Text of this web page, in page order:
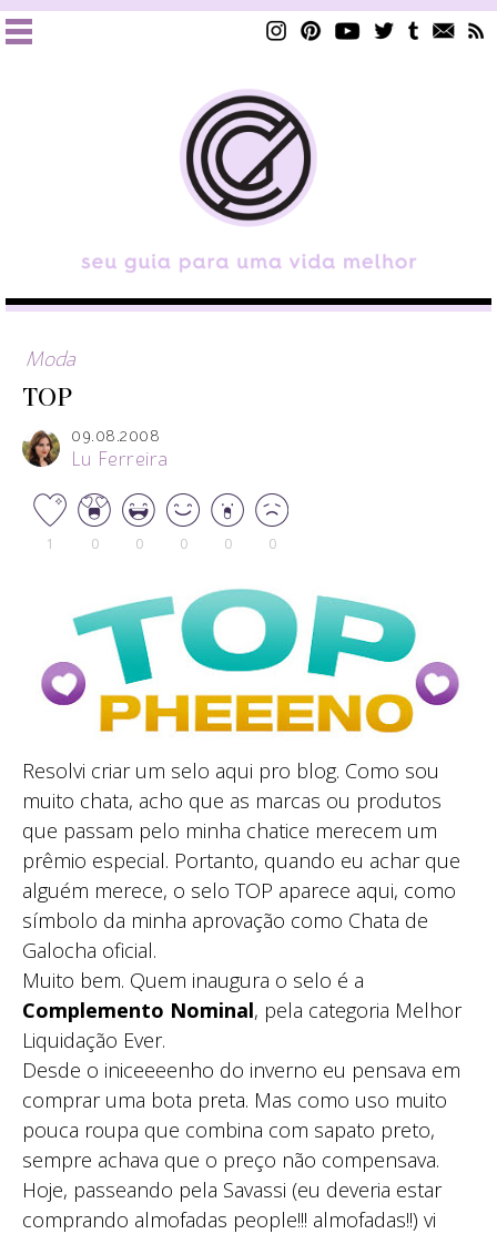
Moda
TOP
09.08.2008
Lu Ferreira
1 0 0 0 0 0
Resolvi criar um selo aqui pro blog. Como sou
muito chata, acho que as marcas ou produtos
que passam pelo minha chatice merecem um
prêmio especial. Portanto, quando eu achar que
alguém merece, o selo TOP aparece aqui, como
símbolo da minha aprovação como Chata de
Galocha oficial.
Muito bem. Quem inaugura o selo é a
Complemento Nominal, pela categoria Melhor
Liquidação Ever.
Desde o iniceeeenho do inverno eu pensava em
comprar uma bota preta. Mas como uso muito
pouca roupa que combina com sapato preto,
sempre achava que o preço não compensava.
Hoje, passeando pela Savassi (eu deveria estar
comprando almofadas people!!! almofadas!!) vi